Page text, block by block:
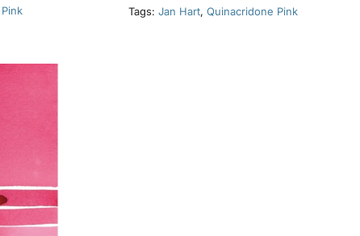
Tags: Jan Hart, Quinacridone Pink